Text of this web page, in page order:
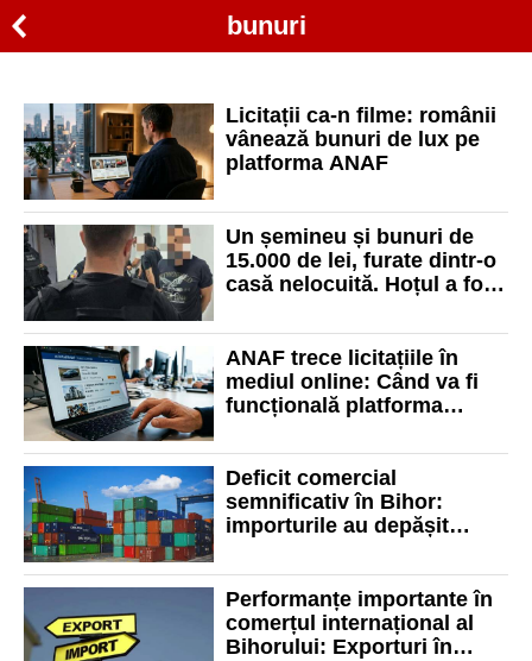
bunuri
Licitații ca-n filme: românii
vânează bunuri de lux pe
platforma ANAF
Un șemineu și bunuri de
15.000 de lei, furate dintr-o
casă nelocuită. Hoțul a fost
percheziții
ANAF trece licitațiile în
mediul online: Când va fi
funcțională platforma
Deficit comercial
semnificativ în Bihor:
importurile au depășit
Performanțe importante în
comerțul internațional al
Bihorului: Exporturi în